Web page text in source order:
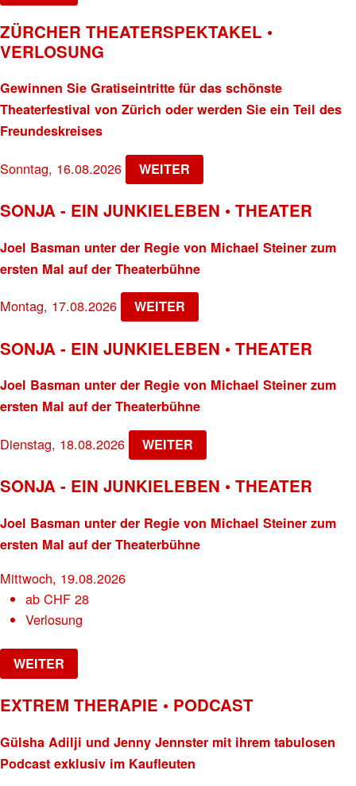
ZÜRCHER THEATERSPEKTAKEL •
VERLOSUNG
Gewinnen Sie Gratiseintritte für das schönste
Theaterfestival von Zürich oder werden Sie ein Teil des
Freundeskreises
Sonntag, 16.08.2026 WEITER
SONJA - EIN JUNKIELEBEN • THEATER
Joel Basman unter der Regie von Michael Steiner zum
ersten Mal auf der Theaterbühne
Montag, 17.08.2026 WEITER
SONJA - EIN JUNKIELEBEN • THEATER
Joel Basman unter der Regie von Michael Steiner zum
ersten Mal auf der Theaterbühne
Dienstag, 18.08.2026 WEITER
SONJA - EIN JUNKIELEBEN • THEATER
Joel Basman unter der Regie von Michael Steiner zum
ersten Mal auf der Theaterbühne
Mittwoch, 19.08.2026
abCHF 28
Verlosung
WEITER
EXTREM THERAPIE • PODCAST
Gülsha Adilji und Jenny Jennster mit ihrem tabulosen
Podcast exklusiv im Kaufleuten